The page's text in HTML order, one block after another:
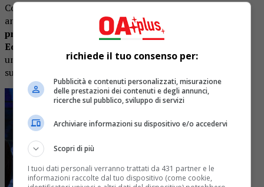
Come
anche
, sempre causa
profondissimo dell’abito Alberta Ferretti Limited
Edition
una delle serate della kermesse parlando di bullismo e
suscitando aspre polemiche sui social.
richiede il tuo consenso per:
Pubblicità e contenuti personalizzati, misurazione
delle prestazioni dei contenuti e degli annunci,
ricerche sul pubblico, sviluppo di servizi
Archiviare informazioni su dispositivo e/o accedervi
Scopri di più
I tuoi dati personali verranno trattati da 431 partner e le
informazioni raccolte dal tuo dispositivo (come cookie,